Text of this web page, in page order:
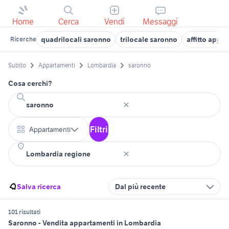
Home Cerca Vendi Messaggi
Ricerche quadrilocali saronno trilocale saronno affitto
Subito Appartamenti Lombardia saronno
Cosa cerchi?
Appartamenti Filtri
Salva ricerca Dal più recente
101 risultati
Saronno - Vendita appartamenti in Lombardia